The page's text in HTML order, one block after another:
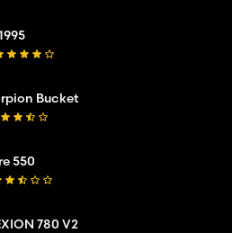
Bucket
550
780 V2